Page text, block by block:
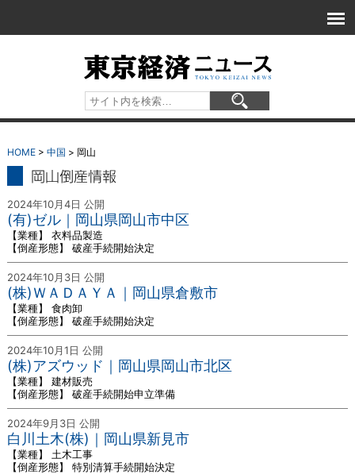
HOME> 中国 > 岡山
岡山 倒産情報
2024年10月4日 公開
(有)ゼル｜岡山県岡山市中区
【業種】 衣料品製造
【倒産形態】 破産手続開始決定
2024年10月3日 公開
(株)ＷＡＤＡＹＡ｜岡山県倉敷市
【業種】 食肉卸
【倒産形態】 破産手続開始決定
2024年10月1日 公開
(株)アズウッド｜岡山県岡山市北区
【業種】 建材販売
【倒産形態】 破産手続開始申立準備
2024年9月3日 公開
白川土木(株)｜岡山県新見市
【業種】 土木工事
【倒産形態】 特別清算手続開始決定